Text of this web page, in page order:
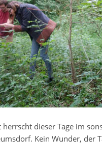
dieser Tage im
Kein Wunder, der